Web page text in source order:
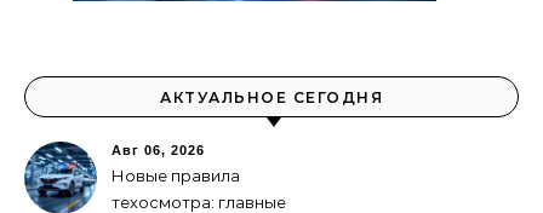
АКТУАЛЬНОЕ СЕГОДНЯ
Авг 06, 2026
Новые правила
техосмотра: главные